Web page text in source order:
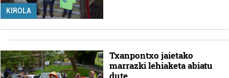
KIROLA
Txanpontxo jaietako
marrazki lehiaketa abiatu
dute